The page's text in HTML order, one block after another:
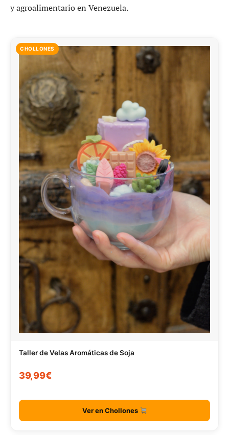
y agroalimentario en Venezuela.
CHOLLONES
Taller de Velas Aromáticas de Soja
39,99€
Ver en Chollones